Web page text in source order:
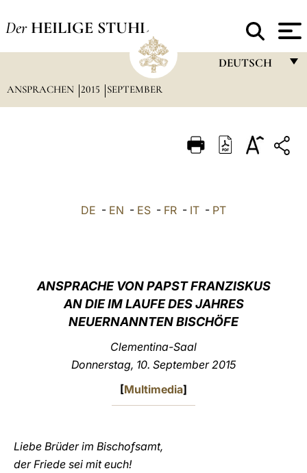
Der HEILIGE STUHL
DEUTSCH
ITALIANO
中文
LATINE
ANSPRACHEN 2015 SEPTEMBER
DE - EN - ES - FR - IT - PT
ANSPRACHE VON PAPST FRANZISKUS
AN DIE IM LAUFE DES JAHRES
NEUERNANNTEN BISCHÖFE
Clementina-Saal
Donnerstag, 10. September 2015
[Multimedia]
Liebe Brüder im Bischofsamt,
der Friede sei mit euch!